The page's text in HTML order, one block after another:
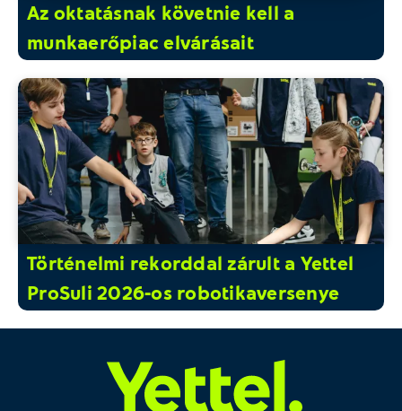
Az oktatásnak követnie kell a
munkaerőpiac elvárásait
Történelmi rekorddal zárult a Yettel
ProSuli 2026-os robotikaversenye